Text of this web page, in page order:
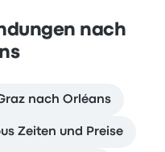
nach
nach Orléans
Zeiten und Preise